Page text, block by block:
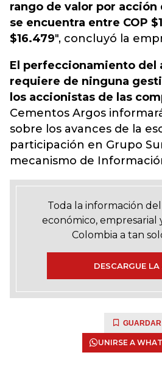
rango de valor por acción
se encuentra entre COP
$16.479", concluyó la
El perfeccionamiento del
requiere de ninguna
los accionistas de las
Cementos Argos
sobre los avances de la
participación en Grupo
mecanismo de
Toda la información
económico, empresarial
Colombia a tan
DESCARGUE LA
GUARDAR
UNIRSE A